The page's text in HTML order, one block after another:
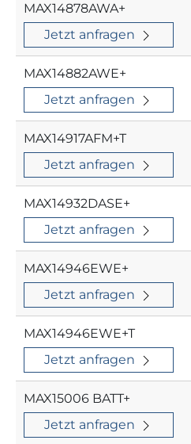
MAX14878AWA+
Jetzt anfragen
MAX14882AWE+
Jetzt anfragen
MAX14917AFM+T
Jetzt anfragen
MAX14932DASE+
Jetzt anfragen
MAX14946EWE+
Jetzt anfragen
MAX14946EWE+T
Jetzt anfragen
MAX15006 BATT+
Jetzt anfragen